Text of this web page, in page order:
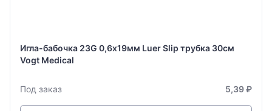
Игла-бабочка 23G 0,6х19мм Luer Slip трубка 30см
Vogt Medical
Под заказ 5,39 ₽